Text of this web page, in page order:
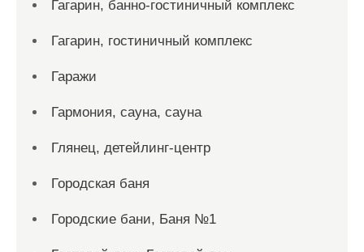
Гагарин, банно-гостиничный комплекс
Гагарин, гостиничный комплекс
Гаражи
Гармония, сауна, сауна
Глянец, детейлинг-центр
Городская баня
Городские бани, Баня №1